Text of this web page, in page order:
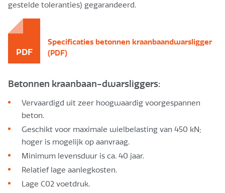
gestelde toleranties) gegarandeerd.
PDF
Specificaties betonnen kraanbaandwarsligger
(PDF)
Betonnen kraanbaan-dwarsliggers:
Vervaardigd uit zeer hoogwaardig voorgespannen
beton.
Geschikt voor maximale wielbelasting van 450 kN;
hoger is mogelijk op aanvraag.
Minimum levensduur is ca. 40 jaar.
Relatief lage aanlegkosten.
Lage C02 voetdruk.